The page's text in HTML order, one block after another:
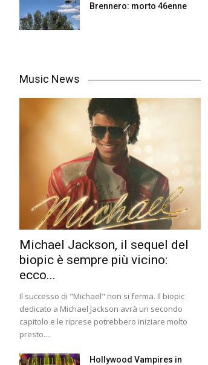
Brennero: morto 46enne
Music News
Michael Jackson, il sequel del
biopic è sempre più vicino:
ecco...
Il successo di "Michael" non si ferma. Il biopic
dedicato a Michael Jackson avrà un secondo
capitolo e le riprese potrebbero iniziare molto
presto....
Hollywood Vampires in